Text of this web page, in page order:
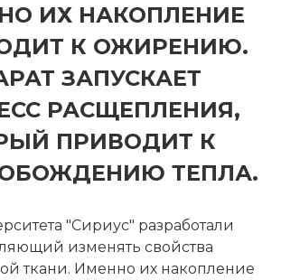
ИХ НАКОПЛЕНИЕ
К ОЖИРЕНИЮ.
ЗАПУСКАЕТ
РАСЩЕПЛЕНИЯ,
ПРИВОДИТ К
ТЕПЛА.
"Сириус" разработали
изменять свойства
ткани. Именно их накопление